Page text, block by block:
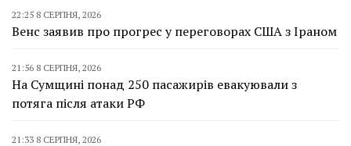
22:25 8 СЕРПНЯ, 2026
Венс заявив про прогрес у переговорах США з Іраном
21:56 8 СЕРПНЯ, 2026
На Сумщині понад 250 пасажирів евакуювали з
потяга після атаки РФ
21:33 8 СЕРПНЯ, 2026